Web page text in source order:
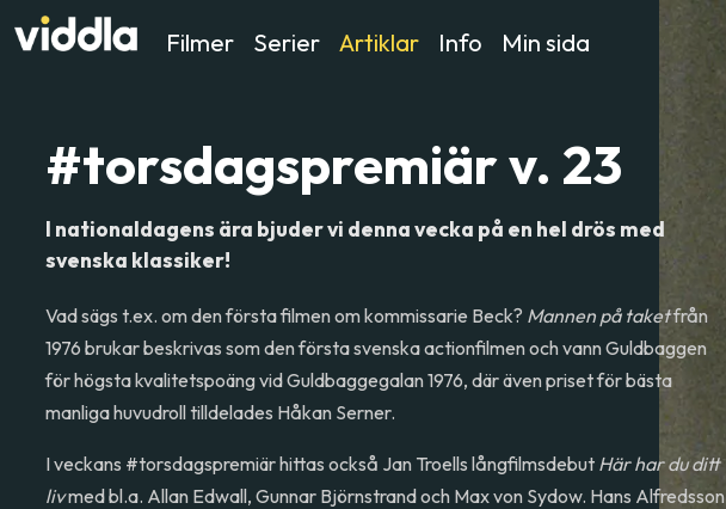
Filmer Serier Artiklar Info Min sida
#torsdagspremiär v. 23
I nationaldagens ära bjuder vi denna vecka på en hel drös med
svenska klassiker!
Vad sägs t.ex. om den första filmen om kommissarie Beck? Mannen på taketfrån
1976 brukar beskrivas som den första svenska actionfilmen och vann Guldbaggen
för högsta kvalitetspoäng vid Guldbaggegalan 1976, där även priset för bästa
manliga huvudroll tilldelades Håkan Serner.
I veckans #torsdagspremiär hittas också Jan Troells långfilmsdebut Här har du ditt
livmed bl.a. Allan Edwall, Gunnar Björnstrand och Max von Sydow. Hans Alfredsson